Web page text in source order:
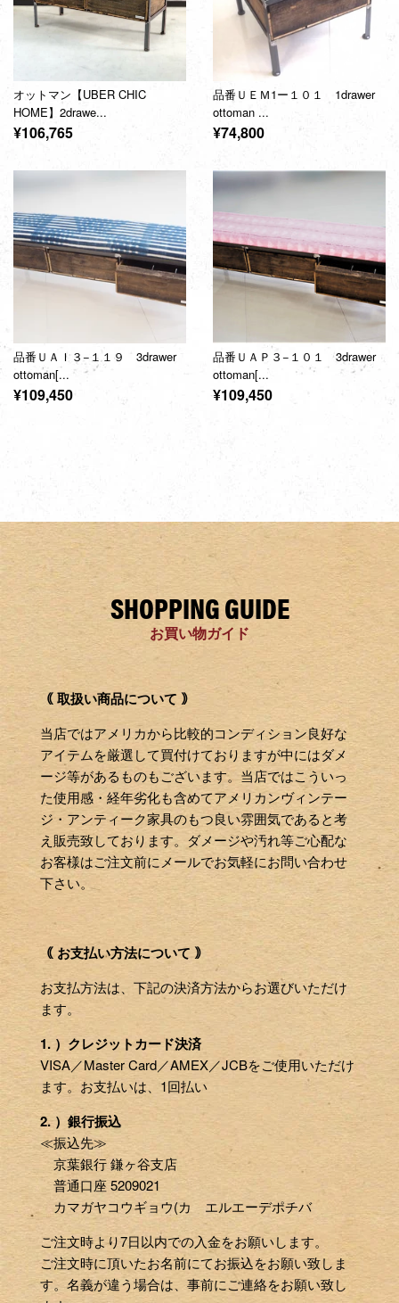
オットマン【UBER CHIC
HOME】2drawe...
通
価
格
¥106,765
品番ＵＥＭ1ー１０１ 1drawer
ottoman ...
通
価
格
¥74,800
品番ＵＡＩ３−１１９ 3drawer
ottoman[...
通
¥109,450
品番ＵＡＰ３−１０１ 3drawer
ottoman[...
通
¥109,450
SHOPPING GUIDE
お買い物ガイド
｟ 取扱い商品について ｠
当店ではアメリカから比較的コンディション良好な
アイテムを厳選して買付けておりますが中にはダメ
ージ等があるものもございます。当店ではこういっ
た使用感・経年劣化も含めてアメリカンヴィンテー
ジ・アンティーク家具のもつ良い雰囲気であると考
え販売致しております。ダメージや汚れ等ご心配な
お客様はご注文前にメールでお気軽にお問い合わせ
下さい。
｟ お支払い方法について ｠
お支払方法は、下記の決済方法からお選びいただけ
ます。
1. ）クレジットカード決済
VISA／Master Card／AMEX／JCBをご使用いただけ
ます。お支払いは、1回払い
2. ）銀行振込
≪振込先≫
京葉銀行 鎌ヶ谷支店
普通口座 5209021
カマガヤコウギョウ(カ エルエーデポチバ
ご注文時より7日以内での入金をお願いします。
ご注文時に頂いたお名前にてお振込をお願い致しま
す。名義が違う場合は、事前にご連絡をお願い致し